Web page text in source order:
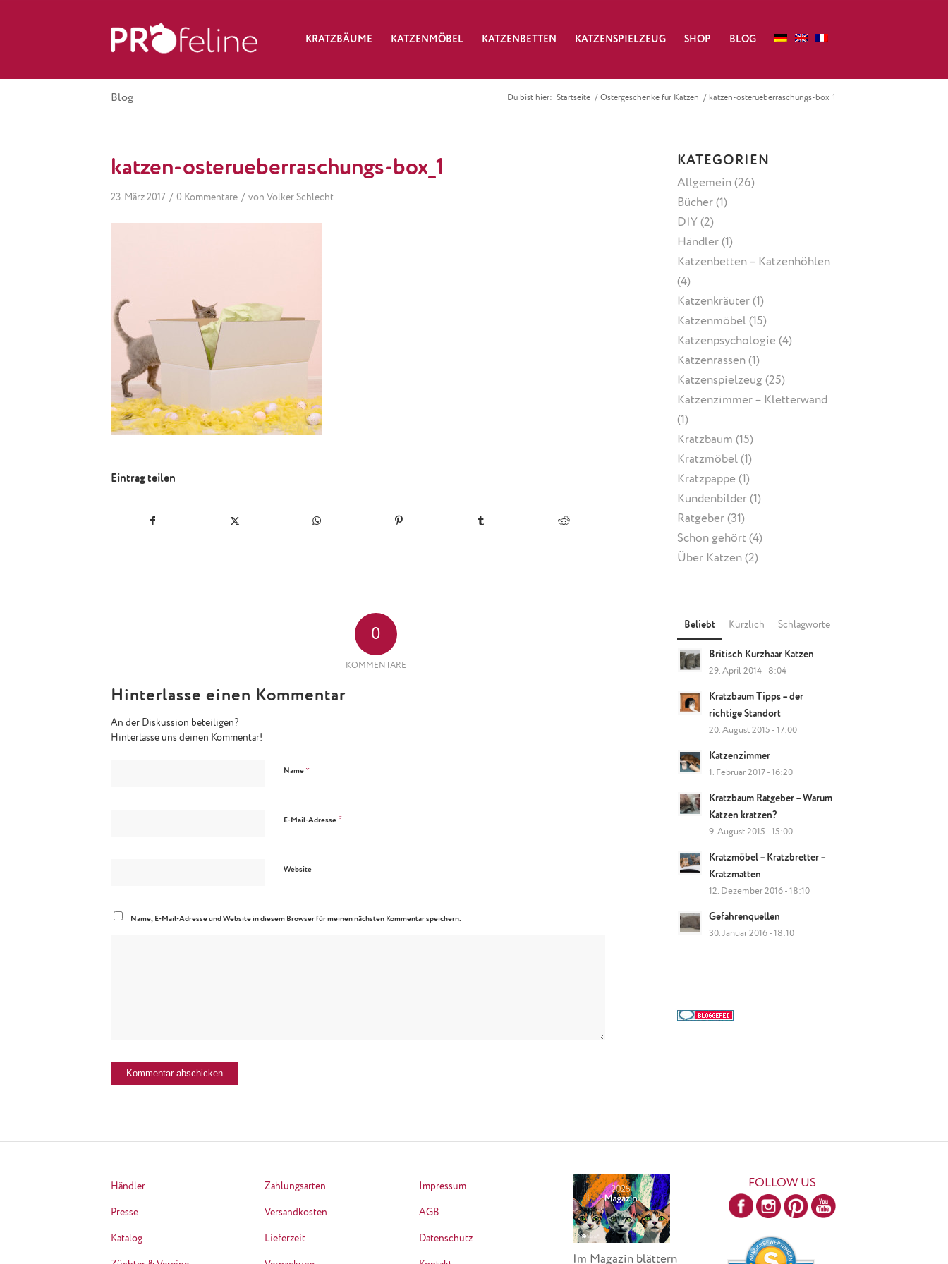
KRATZBÄUME KATZENMÖBEL KATZENBETTEN KATZENSPIELZEUG SHOP BLOG
Blog Du bist hier: Startseite / Ostergeschenke für Katzen / katzen-osterueberraschungs-box_1
katzen-osterueberraschungs-box_1
23. März 2017 / 0 Kommentare / von Volker Schlecht
Eintrag teilen
0
KOMMENTARE
Hinterlasse einen Kommentar
An der Diskussion beteiligen?
Hinterlasse uns deinen Kommentar!
Name *
E-Mail-Adresse *
Website
Name, E-Mail-Adresse und Website in diesem Browser für meinen nächsten Kommentar speichern.
KATEGORIEN
Allgemein(26)
Bücher(1)
DIY (2)
Händler(1)
Katzenbetten – Katzenhöhlen
(4)
Katzenkräuter(1)
Katzenmöbel(15)
Katzenpsychologie (4)
Katzenrassen(1)
Katzenspielzeug(25)
Katzenzimmer – Kletterwand
(1)
Kratzbaum (15)
Kratzmöbel(1)
Kratzpappe (1)
Kundenbilder(1)
Ratgeber(31)
Schon gehört(4)
Über Katzen(2)
Beliebt Kürzlich Schlagworte
Britisch Kurzhaar Katzen
29. April 2014 - 8:04
Kratzbaum Tipps – der
richtige Standort
20. August 2015 - 17:00
Katzenzimmer
1. Februar 2017 - 16:20
Kratzbaum Ratgeber – Warum
Katzen kratzen?
9. August 2015 - 15:00
Kratzmöbel – Kratzbretter –
Kratzmatten
12. Dezember 2016 - 18:10
Gefahrenquellen
30. Januar 2016 - 18:10
Händler
Presse
Katalog
Zahlungsarten
Versandkosten
Lieferzeit
Impressum
AGB
Datenschutz
Im Magazin blättern
FOLLOW US